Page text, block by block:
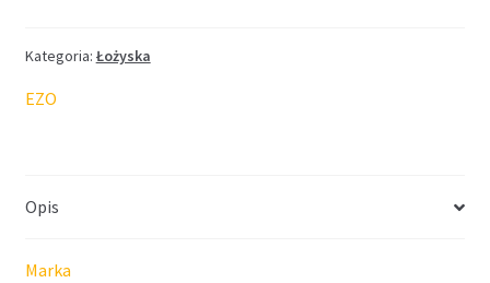
Kategoria: Łożyska
EZO
Opis
Marka